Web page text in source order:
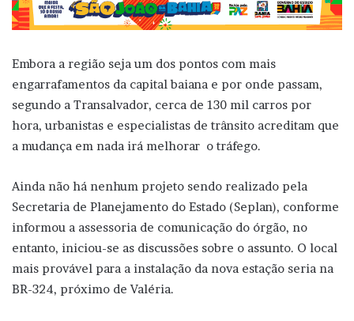
Embora a região seja um dos pontos com mais
engarrafamentos da capital baiana e por onde passam,
segundo a Transalvador, cerca de 130 mil carros por
hora, urbanistas e especialistas de trânsito acreditam que
a mudança em nada irá melhorar o tráfego.
Ainda não há nenhum projeto sendo realizado pela
Secretaria de Planejamento do Estado (Seplan), conforme
informou a assessoria de comunicação do órgão, no
entanto, iniciou-se as discussões sobre o assunto. O local
mais provável para a instalação da nova estação seria na
BR-324, próximo de Valéria.